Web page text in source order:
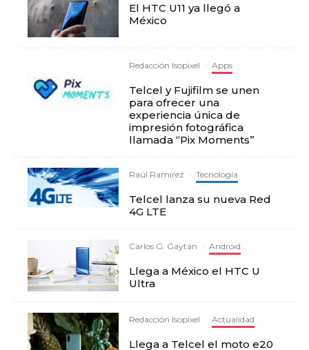
El HTC U11 ya llegó a
México
Redacción Isopixel · Apps
Telcel y Fujifilm se unen
para ofrecer una
experiencia única de
impresión fotográfica
llamada “Pix Moments”
Raúl Ramírez · Tecnología
Telcel lanza su nueva Red
4G LTE
Carlos G. Gaytán · Android
Llega a México el HTC U
Ultra
Redacción Isopixel · Actualidad
Llega a Telcel el moto e20